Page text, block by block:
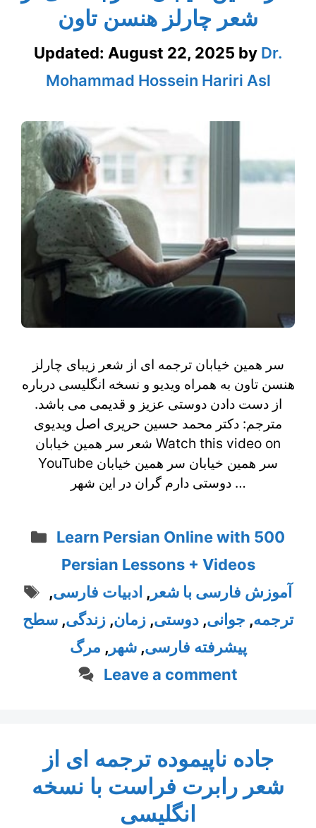
شعر چارلز هنسن تاون
Updated: August 22, 2025 by Dr.
Mohammad Hossein Hariri Asl
سر همین خیابان ترجمه ای از شعر زیبای چارلز
هنسن تاون به همراه ویدیو و نسخه انگلیسی درباره
از دست دادن دوستی عزیز و قدیمی می باشد.
مترجم: دکتر محمد حسین حریری اصل ویدیوی
شعر سر همین خیابان Watch this video on
YouTube سر همین خیابان سر همین خیابان
دوستی دارم گران در این شهر …
Categories
Learn Persian Online with 500
Persian Lessons + Videos
Tags
آموزش فارسی با شعر , ادبیات فارسی,
ترجمه, جوانی, دوستی, زمان, زندگی, سطح
پیشرفته فارسی,شهر , مرگ
Leave a comment
جاده ناپیموده ترجمه ای از
شعر رابرت فراست با نسخه
انگلیسی